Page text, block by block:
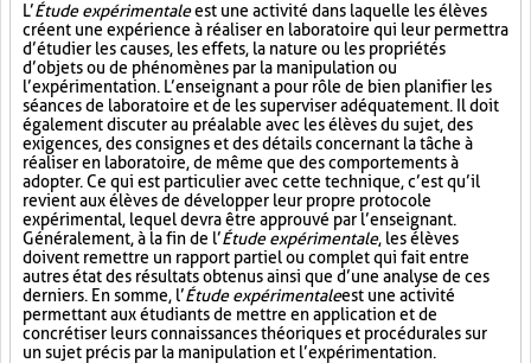
L’Étude expérimentaleest une activité dans laquelle les élèves
créent une expérience à réaliser en laboratoire qui leur permettra
d’étudier les causes, les effets, la nature ou les propriétés
d’objets ou de phénomènes par la manipulation ou
l’expérimentation. L’enseignant a pour rôle de bien planifier les
séances de laboratoire et de les superviser adéquatement. Il doit
également discuter au préalable avec les élèves du sujet, des
exigences, des consignes et des détails concernant la tâche à
réaliser en laboratoire, de même que des comportements à
adopter. Ce qui est particulier avec cette technique, c’est qu’il
revient aux élèves de développer leur propre protocole
expérimental, lequel devra être approuvé par l’enseignant.
Généralement, à la fin de l’Étude expérimentale, les élèves
doivent remettre un rapport partiel ou complet qui fait entre
autres état des résultats obtenus ainsi que d’une analyse de ces
derniers. En somme, l’Étude expérimentaleest une activité
permettant aux étudiants de mettre en application et de
concrétiser leurs connaissances théoriques et procédurales sur
un sujet précis par la manipulation et l’expérimentation.